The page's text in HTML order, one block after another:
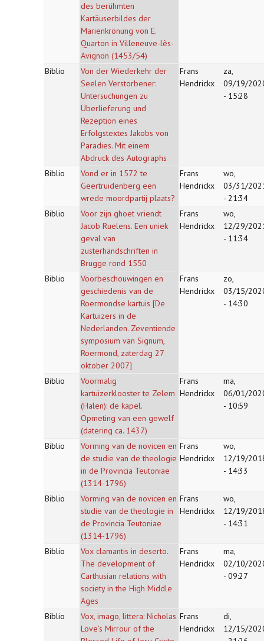
des berühmten
Kartäuserbildes der
Marienkrönung von E.
Quarton in Villeneuve-lès-
Avignon (1453/54)
Biblio
Von der Wiederkehr der
Seelen Verstorbener:
Untersuchungen zu
Überlieferung und
Rezeption eines
Erfolgstextes Jakobs von
Paradies. Mit einem
Abdruck des Autographs
Frans
Hendrickx
za,
09/19/
- 15:28
Biblio
Vond er in 1572 te
Geertruidenberg een
wrede moordpartij plaats?
Frans
Hendrickx
wo,
03/31/
- 21:34
Biblio
Voor zijn ghoet vriendt
Jacob Ruelens. Een uniek
geval van
zusterhandschriften in
Brugge rond 1550
Frans
Hendrickx
wo,
12/29/
- 11:34
Biblio
Voorbeschouwingen en
geschiedenis van de
Roermondse kartuis [De
Kartuizers in de
Nederlanden. Zeventiende
symposium van Signum,
Roermond, zaterdag 27
oktober 2007]
Frans
Hendrickx
zo,
03/15/
- 14:30
Biblio
Voormalig
kartuizerklooster te Zelem
(Halen): de kapel.
Opmeting van een gewelf
(datering ca. 1437)
Frans
Hendrickx
ma,
06/01/
- 10:59
Biblio
Vorming van de novicen en
de studie van de theologie
in de Provincia Teutoniae
(1314-1796)
Frans
Hendrickx
wo,
12/19/
- 14:33
Biblio
Vorming van de novicen en
studie van de theologie in
de Provincia Teutoniae
(1314-1796)
Frans
Hendrickx
wo,
12/19/
- 14:31
Biblio
Vox clamantis in deserto.
The development of
Carthusian relations with
society in the High Middle
Ages
Frans
Hendrickx
ma,
02/10/
- 09:27
Biblio
Vox, imago, littera: Nicholas
Love’s Mirrour of the
Frans
Hendrickx
di,
12/15/